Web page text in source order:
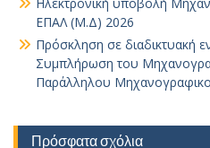
ΕΠΑΛ (Μ.Δ) 2026
Πρόσκληση σε διαδικτυακή
Συμπλήρωση του
Παράλληλου
Πρόσφατα σχόλια